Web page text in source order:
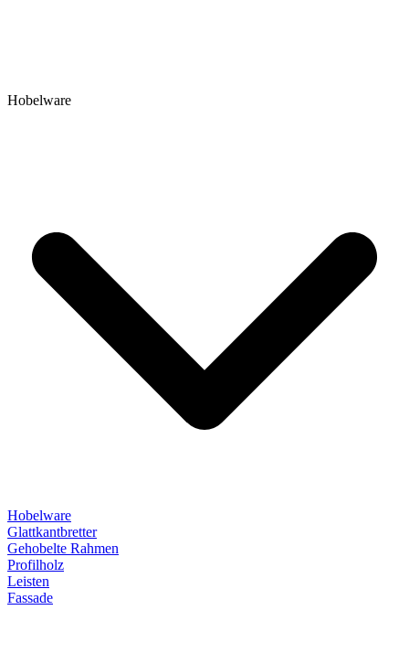
Hobelware
Hobelware
Glattkantbretter
Gehobelte Rahmen
Profilholz
Leisten
Fassade